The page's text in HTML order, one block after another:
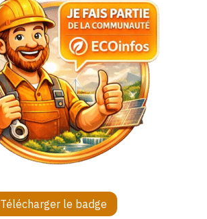
Télécharger le badge